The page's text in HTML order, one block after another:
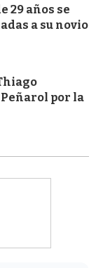
29 años se
a su novio
Peñarol por la